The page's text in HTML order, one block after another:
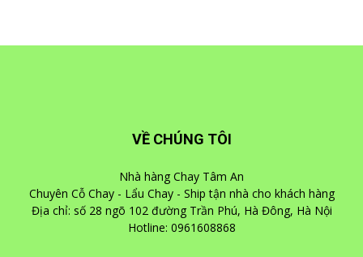
VỀ CHÚNG TÔI
Nhà hàng Chay Tâm An
Chuyên Cỗ Chay - Lẩu Chay - Ship tận nhà cho khách hàng
Địa chỉ: số 28 ngõ 102 đường Trần Phú, Hà Đông, Hà Nội
Hotline: 0961608868